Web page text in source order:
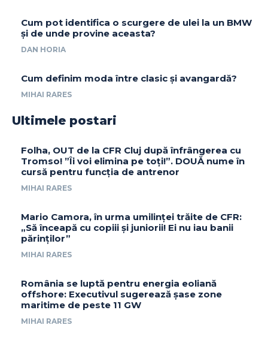
Cum pot identifica o scurgere de ulei la un BMW
și de unde provine aceasta?
DAN HORIA
Cum definim moda între clasic și avangardă?
MIHAI RARES
Ultimele postari
Folha, OUT de la CFR Cluj după înfrângerea cu
Tromso! ”Îi voi elimina pe toți!”. DOUĂ nume în
cursă pentru funcția de antrenor
MIHAI RARES
Mario Camora, în urma umilinței trăite de CFR:
„Să înceapă cu copiii și juniorii! Ei nu iau banii
părinților”
MIHAI RARES
România se luptă pentru energia eoliană
offshore: Executivul sugerează șase zone
maritime de peste 11 GW
MIHAI RARES